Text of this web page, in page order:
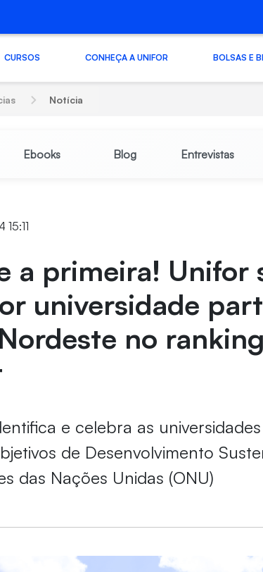
CURSOS CONHEÇA A UNIFOR BOLSAS E
Notícia
Ebooks Blog Entrevistas
a primeira! Unifor
universidade
no
e celebra as
de Desenvolvimento
das Nações Unidas (ONU)